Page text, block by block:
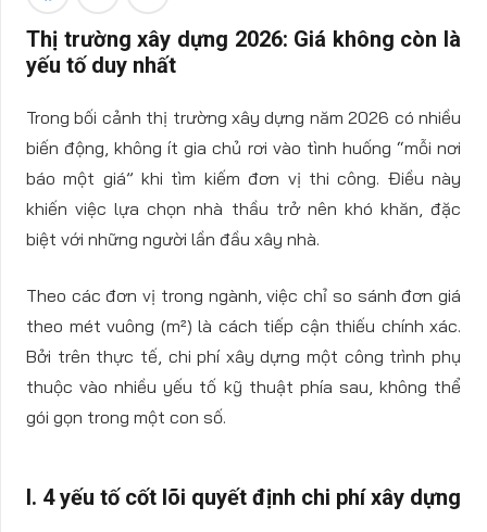
Thị trường xây dựng 2026: Giá không còn là
yếu tố duy nhất
Trong bối cảnh thị trường xây dựng năm 2026 có nhiều
biến động, không ít gia chủ rơi vào tình huống “mỗi nơi
báo một giá” khi tìm kiếm đơn vị thi công. Điều này
khiến việc lựa chọn nhà thầu trở nên khó khăn, đặc
biệt với những người lần đầu xây nhà.
Theo các đơn vị trong ngành, việc chỉ so sánh đơn giá
theo mét vuông (m²) là cách tiếp cận thiếu chính xác.
Bởi trên thực tế, chi phí xây dựng một công trình phụ
thuộc vào nhiều yếu tố kỹ thuật phía sau, không thể
gói gọn trong một con số.
I. 4 yếu tố cốt lõi quyết định chi phí xây dựng